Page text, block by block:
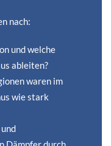
nach:
und welche
ableiten?
waren im
wie stark